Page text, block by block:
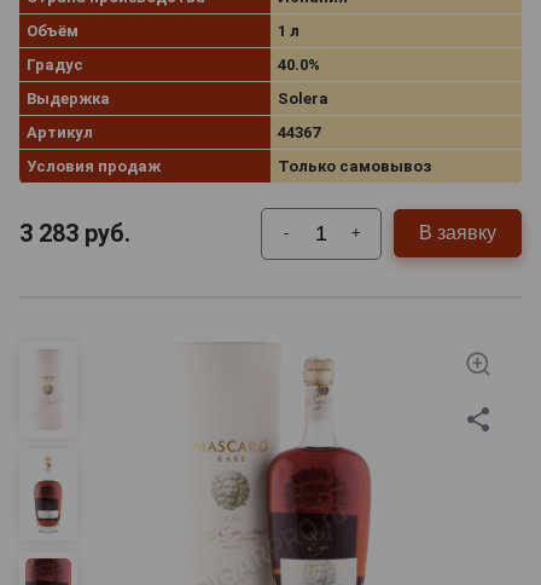
Объём
1 л
Градус
40.0%
Выдержка
Solera
Артикул
44367
Условия продаж
Только самовывоз
3 283 руб. - + В заявку